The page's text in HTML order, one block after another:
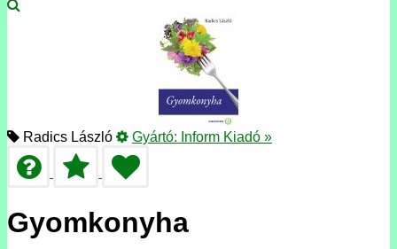
Radics László Gyártó: Inform Kiadó »
Gyomkonyha